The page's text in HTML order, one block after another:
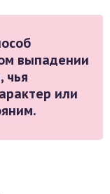
выпадении
чья
или